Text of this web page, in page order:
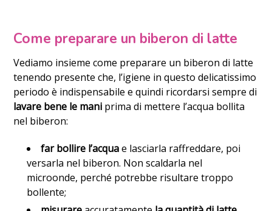
Come preparare un biberon di latte
Vediamo insieme come preparare un biberon di latte
tenendo presente che, l’igiene in questo delicatissimo
periodo è indispensabile e quindi ricordarsi sempre di
lavare bene le mani prima di mettere l’acqua bollita
nel biberon:
far bollire l’acquae lasciarla raffreddare, poi
versarla nel biberon. Non scaldarla nel
microonde, perché potrebbe risultare troppo
bollente;